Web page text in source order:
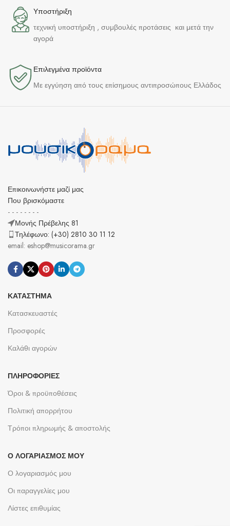
Υποστήριξη
τεχνική υποστήριξη , συμβουλές προτάσεις και μετά την
αγορά
Επιλεγμένα προϊόντα​
Με εγγύηση από τους επίσημους αντιπροσώπους Ελλάδος
Επικοινωνήστε μαζί μας
Που βρισκόμαστε
- - - - - - - -
Μονής Πρέβελης 81
Τηλέφωνο: (+30) 2810 30 11 12
email: eshop@musicorama.gr
ΚΑΤΆΣΤΗΜΑ
Κατασκευαστές
Προσφορές
Καλάθι αγορών
ΠΛΗΡΟΦΟΡΊΕΣ
Όροι & προϋποθέσεις
Πολιτική απορρήτου
Τρόποι πληρωμής & αποστολής
Ο ΛΟΓΑΡΙΑΣΜΌΣ ΜΟΥ
Ο λογαριασμός μου
Οι παραγγελίες μου
Λίστες επιθυμίας